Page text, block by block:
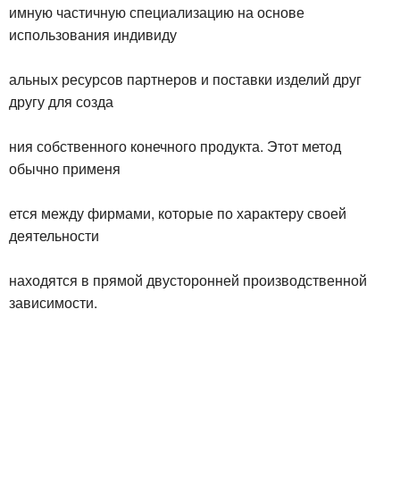
имную частичную специализацию на основе
использования индивиду
альных ресурсов партнеров и поставки изделий друг
другу для созда
ния собственного конечного продукта. Этот метод
обычно применя
ется между фирмами, которые по характеру своей
деятельности
находятся в прямой двусторонней производственной
зависимости.